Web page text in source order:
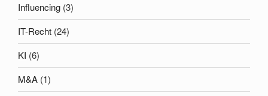
Influencing (3)
IT-Recht (24)
KI (6)
M&A (1)